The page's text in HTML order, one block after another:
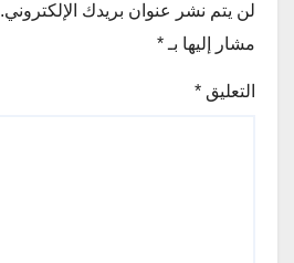
لن يتم نشر عنوان بريدك الإلكتروني.
مشار إليها بـ *
التعليق *